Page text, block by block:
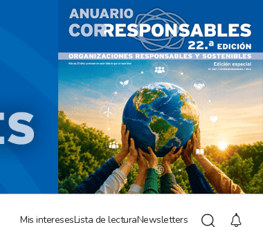
Mis interesesLista de lecturaNewsletters